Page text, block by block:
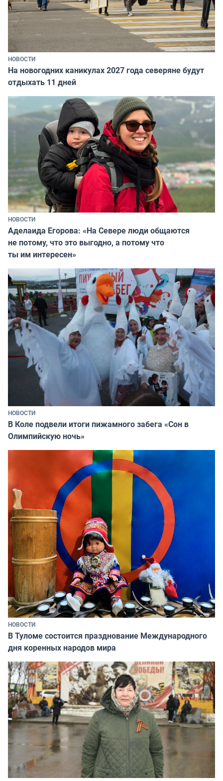
НОВОСТИ
На новогодних каникулах 2027 года северяне будут
отдыхать 11 дней
НОВОСТИ
Аделаида Егорова: «На Севере люди общаются
не потому, что это выгодно, а потому что
ты им интересен»
НОВОСТИ
В Коле подвели итоги пижамного забега «Сон в
Олимпийскую ночь»
НОВОСТИ
В Туломе состоится празднование Международного
дня коренных народов мира